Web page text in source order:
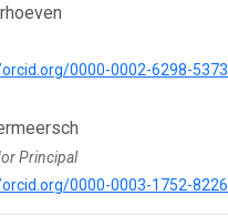
0000-0002-6298-5373
Principal
0000-0003-1752-8226